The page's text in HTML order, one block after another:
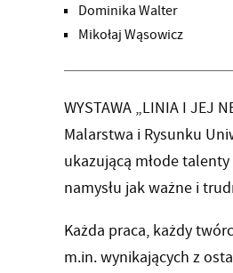
Dominika Walter
Mikołaj Wąsowicz
WYSTAWA „LINIA I JEJ
Malarstwa i Rysunku
ukazującą młode
namysłu jak ważne i
Każda praca, każdy
m.in. wynikających z